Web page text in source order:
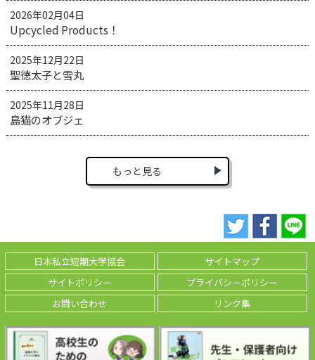
2026年02月04日
Upcycled Products！
2025年12月22日
聖徳太子と雪丸
2025年11月28日
島猫のオブジェ
もっと見る
日本私立短期大学協会
サイトマップ
サイトポリシー
プライバシーポリシー
お問い合わせ
リンク集